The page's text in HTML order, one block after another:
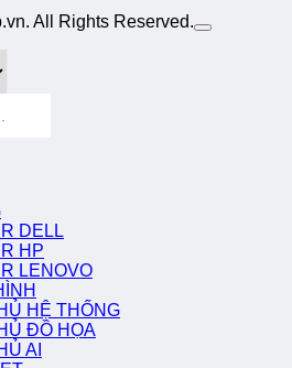
All Rights Reserved.
DELL
HP
LENOVO
HỆ THỐNG
ĐỒ HỌA
AI